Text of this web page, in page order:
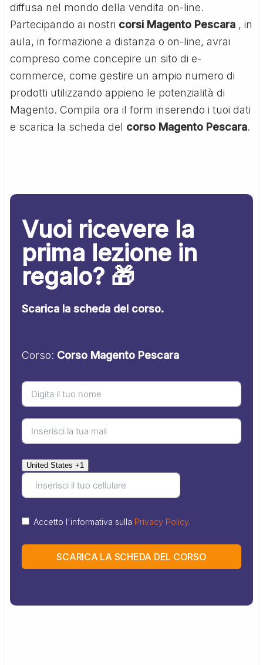
diffusa nel mondo della vendita on-line.
Partecipando ai nostri corsi Magento Pescara , in
aula, in formazione a distanza o on-line, avrai
compreso come concepire un sito di e-
commerce, come gestire un ampio numero di
prodotti utilizzando appieno le potenzialità di
Magento. Compila ora il form inserendo i tuoi dati
e scarica la scheda del corso Magento Pescara.
Vuoi ricevere la
prima lezione in
regalo? 🎁
Scarica la scheda del corso.
Corso: Corso Magento Pescara
United States +1
Accetto l'informativa sulla Privacy Policy.
SCARICA LA SCHEDA DEL CORSO